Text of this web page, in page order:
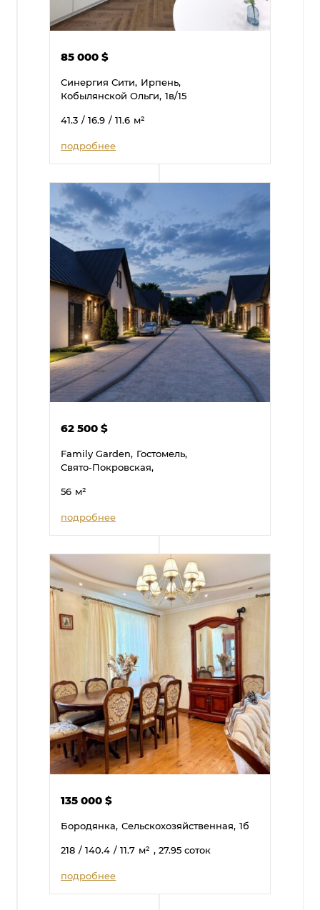
85 000$
Синергия Сити, Ирпень,
Кобылянской Ольги, 1в/15
41.3 / 16.9 / 11.6 м²
подробнее
62 500$
Family Garden, Гостомель,
Свято-Покровская,
56 м²
подробнее
135 000$
Бородянка, Сельскохозяйственная, 1б
218 / 140.4 / 11.7 м² , 27.95 соток
подробнее